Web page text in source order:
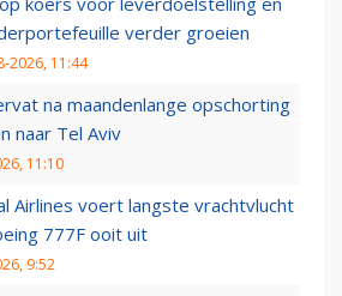
verder groeien
2026, 11:44
na maandenlange opschorting
naar Tel Aviv
11:10
Airlines voert langste vrachtvlucht
777F ooit uit
9:52